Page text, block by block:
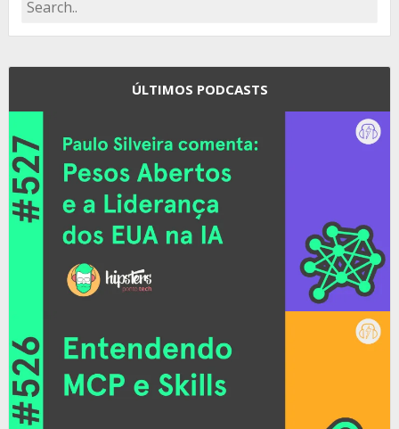
ÚLTIMOS PODCASTS